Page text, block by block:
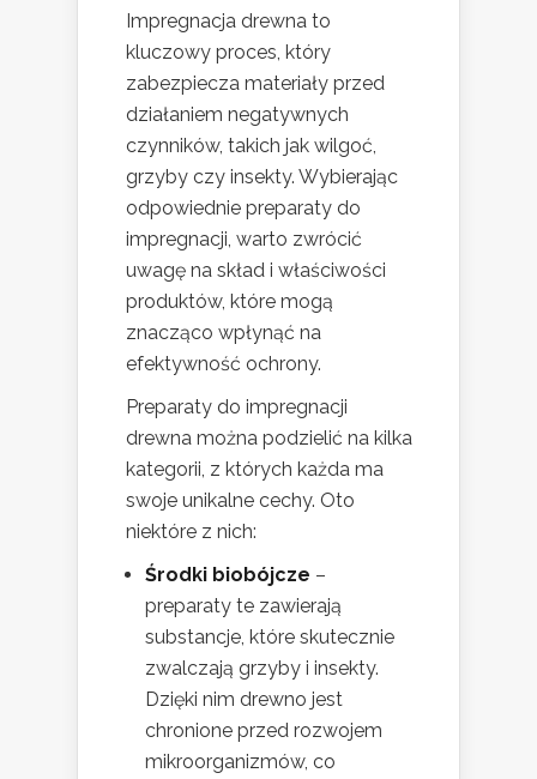
Impregnacja drewna to
kluczowy proces, który
zabezpiecza materiały przed
działaniem negatywnych
czynników, takich jak wilgoć,
grzyby czy insekty. Wybierając
odpowiednie preparaty do
impregnacji, warto zwrócić
uwagę na skład i właściwości
produktów, które mogą
znacząco wpłynąć na
efektywność ochrony.
Preparaty do impregnacji
drewna można podzielić na kilka
kategorii, z których każda ma
swoje unikalne cechy. Oto
niektóre z nich:
Środki biobójcze –
preparaty te zawierają
substancje, które skutecznie
zwalczają grzyby i insekty.
Dzięki nim drewno jest
chronione przed rozwojem
mikroorganizmów, co